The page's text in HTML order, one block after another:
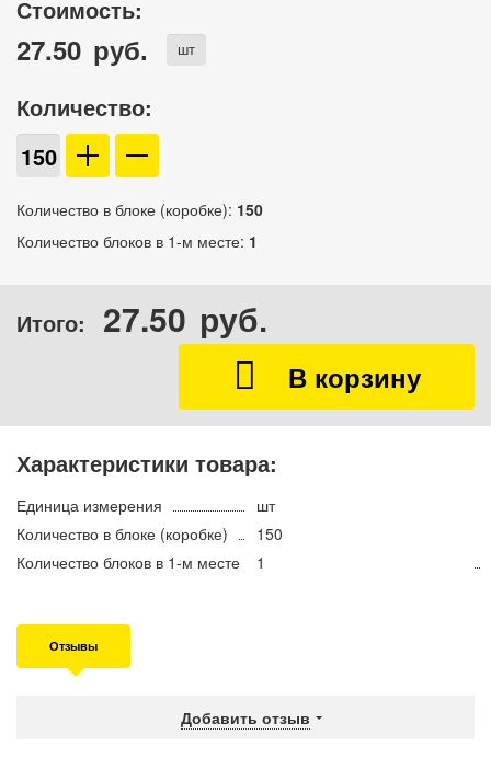
Стоимость:
27.50 руб. шт
Количество:
Количество в блоке (коробке): 150
Количество блоков в 1-м месте: 1
Итого: 27.50 руб.
Характеристики товара:
Единица измерения
шт
Количество в блоке (коробке)
150
Количество блоков в 1-м месте
1
Отзывы
Добавить отзыв